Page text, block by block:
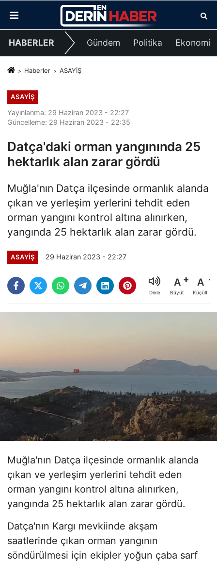
HABERLER Gündem Politika Ekonomi
Haberler ASAYİŞ
ASAYİŞ
Yayınlanma: 29 Haziran 2023 - 22:27
Güncelleme: 29 Haziran 2023 - 22:35
Datça'daki orman yangınında 25
hektarlık alan zarar gördü
Muğla'nın Datça ilçesinde ormanlık alanda
çıkan ve yerleşim yerlerini tehdit eden
orman yangını kontrol altına alınırken,
yangında 25 hektarlık alan zarar gördü.
ASAYİŞ 29 Haziran 2023 - 22:27
Dinle
A
Büyüt
A
Küçült
Muğla'nın Datça ilçesinde ormanlık alanda
çıkan ve yerleşim yerlerini tehdit eden
orman yangını kontrol altına alınırken,
yangında 25 hektarlık alan zarar gördü.
Datça'nın Kargı mevkiinde akşam
saatlerinde çıkan orman yangının
söndürülmesi için ekipler yoğun çaba sarf